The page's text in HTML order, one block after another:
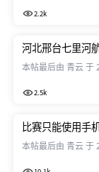
http://v.qq.com/
飞越山西 2
http://v.qq.co...
2.2k
河北邢台七里河
本帖最后由 青云 于
2：河北最近风景最
感谢大阅兵给了河
http://v.qq.com/
http://v.qq.com/
2.5k
比赛只能使用手
编辑，可是软件
板
本帖最后由 青云 于